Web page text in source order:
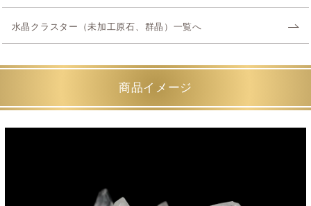
水晶クラスター（未加工原石、群晶）一覧へ
商品イメージ